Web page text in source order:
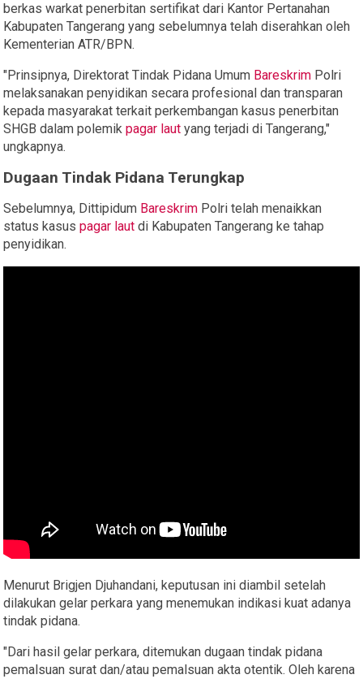
berkas warkat penerbitan sertifikat dari Kantor Pertanahan
Kabupaten Tangerang yang sebelumnya telah diserahkan oleh
Kementerian ATR/BPN.
"Prinsipnya, Direktorat Tindak Pidana Umum Bareskrim Polri
melaksanakan penyidikan secara profesional dan transparan
kepada masyarakat terkait perkembangan kasus penerbitan
SHGB dalam polemikpagar laut yang terjadi di Tangerang,"
ungkapnya.
Dugaan Tindak Pidana Terungkap
Sebelumnya, Dittipidum Bareskrim Polri telah menaikkan
status kasuspagar laut di Kabupaten Tangerang ke tahap
penyidikan.
Menurut Brigjen Djuhandani, keputusan ini diambil setelah
dilakukan gelar perkara yang menemukan indikasi kuat adanya
tindak pidana.
"Dari hasil gelar perkara, ditemukan dugaan tindak pidana
pemalsuan surat dan/atau pemalsuan akta otentik. Oleh karena